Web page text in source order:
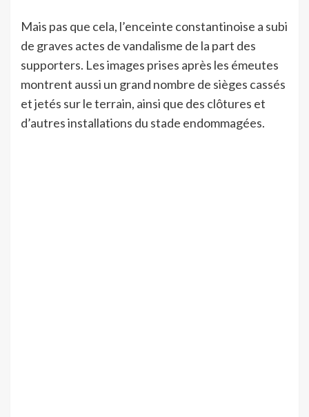
Mais pas que cela, l’enceinte constantinoise a subi
de graves actes de vandalisme de la part des
supporters. Les images prises après les émeutes
montrent aussi un grand nombre de sièges cassés
et jetés sur le terrain, ainsi que des clôtures et
d’autres installations du stade endommagées.